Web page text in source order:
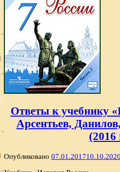
Ответы к учебнику
Арсентьев,
(2016
Опубликовано 07.01.201710.10.2020